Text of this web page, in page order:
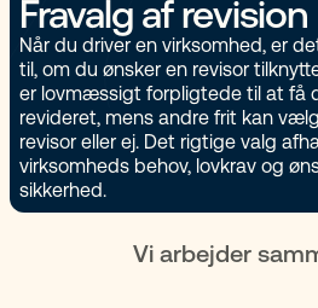
Fravalg af revision
Når du driver en virksomhed, er
til, om du ønsker en revisor
er lovmæssigt forpligtede til at få
revideret, mens andre frit kan
revisor eller ej. Det rigtige valg
virksomheds behov, lovkrav og
sikkerhed.
Vi arbejder